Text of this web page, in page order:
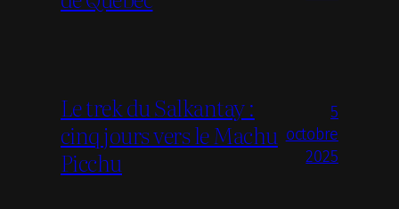
Le trek du Salkantay :
cinq jours vers le Machu
Picchu
5
octobre
2025